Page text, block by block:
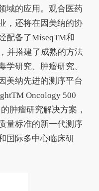
域的应用。观合医药
，还将在因美纳的协
配备了MiseqTM和
并搭建了成熟的方法
学研究、肿瘤研究、
美纳先进的测序平台
Oncology 500
肿瘤研究解决方案，
量标准的新一代测序
国际多中心临床研